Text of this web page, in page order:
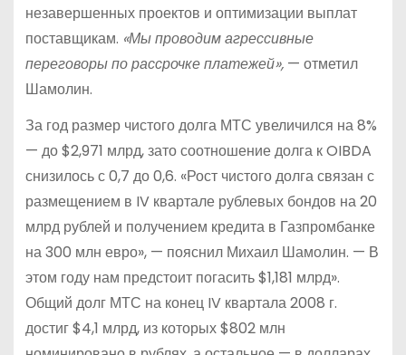
незавершенных проектов и оптимизации выплат
поставщикам. «Мы проводим агрессивные
переговоры по рассрочке платежей»,— отметил
Шамолин.
За год размер чистого долга МТС увеличился на 8%
— до $2,971 млрд, зато соотношение долга к OIBDA
снизилось с 0,7 до 0,6. «Рост чистого долга связан с
размещением в IV квартале рублевых бондов на 20
млрд рублей и получением кредита в Газпромбанке
на 300 млн евро», — пояснил Михаил Шамолин. — В
этом году нам предстоит погасить $1,181 млрд».
Общий долг МТС на конец IV квартала 2008 г.
достиг $4,1 млрд, из которых $802 млн